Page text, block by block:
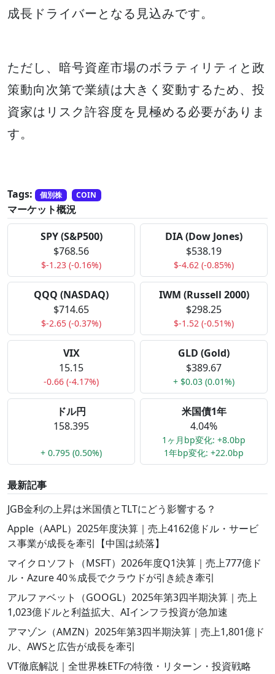
成長ドライバーとなる見込みです。
ただし、暗号資産市場のボラティリティと政
策動向次第で業績は大きく変動するため、投
資家はリスク許容度を見極める必要がありま
す。
Tags: 個別株 COIN
マーケット概況
SPY (S&P500)
$768.56
$-1.23 (-0.16%)
DIA (Dow Jones)
$538.19
$-4.62 (-0.85%)
QQQ (NASDAQ)
$714.65
$-2.65 (-0.37%)
IWM (Russell 2000)
$298.25
$-1.52 (-0.51%)
VIX
15.15
-0.66 (-4.17%)
GLD (Gold)
$389.67
+ $0.03 (0.01%)
ドル円
158.395
+ 0.795 (0.50%)
米国債1年
4.04%
1ヶ月bp変化: +8.0bp
1年bp変化: +22.0bp
最新記事
JGB金利の上昇は米国債とTLTにどう影響する？
Apple（AAPL）2025年度決算｜売上4162億ドル・サービ
ス事業が成長を牽引【中国は続落】
マイクロソフト（MSFT）2026年度Q1決算｜売上777億ド
ル・Azure 40％成長でクラウドが引き続き牽引
アルファベット（GOOGL）2025年第3四半期決算｜売上
1,023億ドルと利益拡大、AIインフラ投資が急加速
アマゾン（AMZN）2025年第3四半期決算｜売上1,801億ド
ル、AWSと広告が成長を牽引
VT徹底解説｜全世界株ETFの特徴・リターン・投資戦略